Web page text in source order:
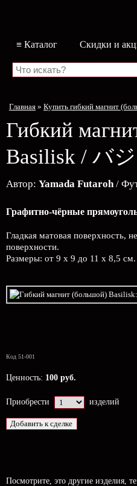
≡ Каталог Скидки и
Главная » Купить гибкий магнит
Гибкий
Basilisk / バ
Автор: Yamada Futaroh/
Графитно-чёрные
Гладкая матовая поверхность,
поверхности.
Размеры: от 9 х 9 до 11 х 8,5 см.
Код 51-001
Ценность: 100 руб.
Приобрести изделий
Посмотрите, это другие изделия,